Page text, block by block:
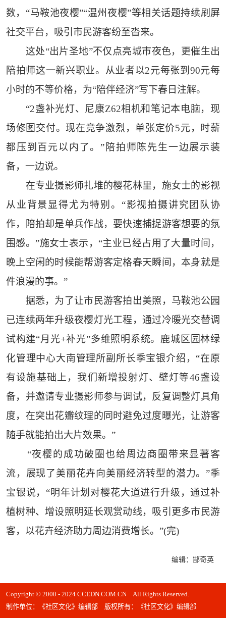
数，“马鞍池夜樱”“温州夜樱”等相关话题持续刷屏
社交平台，吸引市民游客纷至沓来。
这处“出片圣地”不仅点亮城市夜色，更催生出
陪拍师这一新兴职业。从业者以2元每张到90元每
小时的不等价格，为“陪伴经济”写下春日注解。
“2盏补光灯、尼康Z62相机和笔记本电脑，现
场修图交付。现在竞争激烈，单张定价5元，时薪
都压到百元以内了。”陪拍师陈先生一边展示装
备，一边说。
在专业摄影师扎堆的樱花林里，施女士的影视
从业背景显得尤为特别。“影视拍摄讲究团队协
作，陪拍却是单兵作战，要快速捕捉游客想要的氛
围感。”施女士表示，“主业已经占用了大量时间，
晚上空闲的时候能帮游客定格春天瞬间，本身就是
件浪漫的事。”
据悉，为了让市民游客拍出美照，马鞍池公园
已连续两年升级夜樱灯光工程，通过冷暖光交替调
试构建“月光+补光”多维照明系统。鹿城区园林绿
化管理中心大南管理所副所长季宝银介绍，“在原
有设施基础上，我们新增投射灯、壁灯等46盏设
备，并邀请专业摄影师参与调试，反复调整灯具角
度，在突出花瓣纹理的同时避免过度曝光，让游客
随手就能拍出大片效果。”
“夜樱的成功破圈也给周边商圈带来显著客
流，展现了美丽花卉向美丽经济转型的潜力。”季
宝银说，“明年计划对樱花大道进行升级，通过补
植树种、增设照明延长观赏动线，吸引更多市民游
客，以花卉经济助力周边消费增长。”(完)
编辑：郜奇英
Copyright © 2000 - 2024 CCEDN.COM.CN All Rights Reserved.
制作单位：《社区文化》编辑部 版权所有：《社区文化》编辑部